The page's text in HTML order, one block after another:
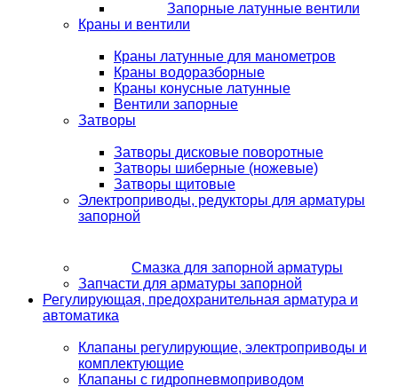
Запорные латунные вентили
Краны и вентили
Краны латунные для манометров
Краны водоразборные
Краны конусные латунные
Вентили запорные
Затворы
Затворы дисковые поворотные
Затворы шиберные (ножевые)
Затворы щитовые
Электроприводы, редукторы для арматуры
запорной
Смазка для запорной арматуры
Запчасти для арматуры запорной
Регулирующая, предохранительная арматура и
автоматика
Клапаны регулирующие, электроприводы и
комплектующие
Клапаны с гидропневмоприводом